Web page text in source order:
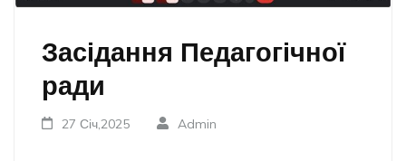
Засідання Педагогічної
ради
27 Січ,2025 Admin